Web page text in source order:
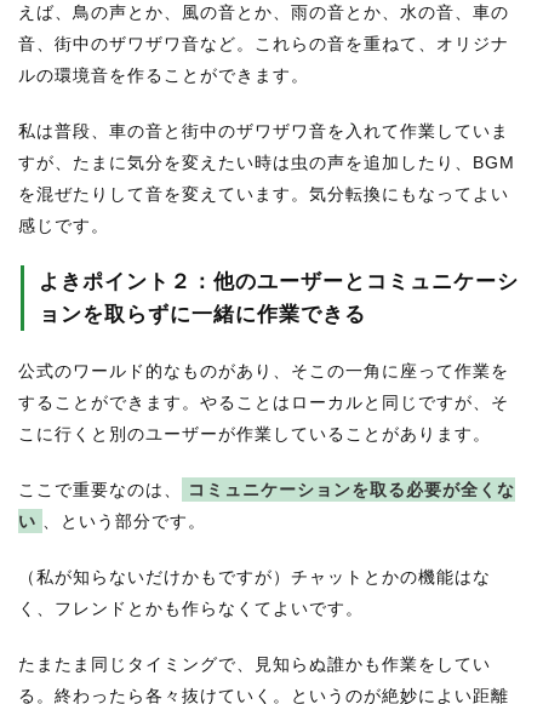
えば、鳥の声とか、風の音とか、雨の音とか、水の音、車の
音、街中のザワザワ音など。これらの音を重ねて、オリジナ
ルの環境音を作ることができます。
私は普段、車の音と街中のザワザワ音を入れて作業していま
すが、たまに気分を変えたい時は虫の声を追加したり、BGM
を混ぜたりして音を変えています。気分転換にもなってよい
感じです。
よきポイント２：他のユーザーとコミュニケーシ
ョンを取らずに一緒に作業できる
公式のワールド的なものがあり、そこの一角に座って作業を
することができます。やることはローカルと同じですが、そ
こに行くと別のユーザーが作業していることがあります。
ここで重要なのは、
コミュニケーションを取る必要が全くな
い
、という部分です。
（私が知らないだけかもですが）チャットとかの機能はな
く、フレンドとかも作らなくてよいです。
たまたま同じタイミングで、見知らぬ誰かも作業をしてい
る。終わったら各々抜けていく。というのが絶妙によい距離